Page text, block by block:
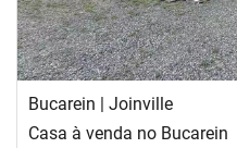
Bucarein | Joinville
Casa à venda no Bucarein